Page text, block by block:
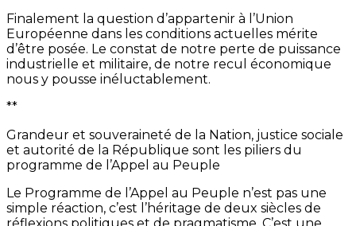
Finalement la question d’appartenir à l’Union
Européenne dans les conditions actuelles mérite
d’être posée. Le constat de notre perte de puissance
industrielle et militaire, de notre recul économique
nous y pousse inéluctablement.
**
Grandeur et souveraineté de la Nation, justice sociale
et autorité de la République sont les piliers du
programme de l’Appel au Peuple
Le Programme de l’Appel au Peuple n’est pas une
simple réaction, c’est l’héritage de deux siècles de